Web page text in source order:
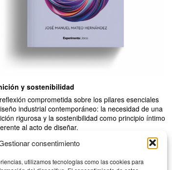
consentimiento
utilizamos tecnologías como las cookies para
y sostenibilidad
comprometida sobre los pilares esenciales
industrial contemporáneo: la necesidad de una
rigurosa y la sostenibilidad como principio íntimo
al acto de diseñar.